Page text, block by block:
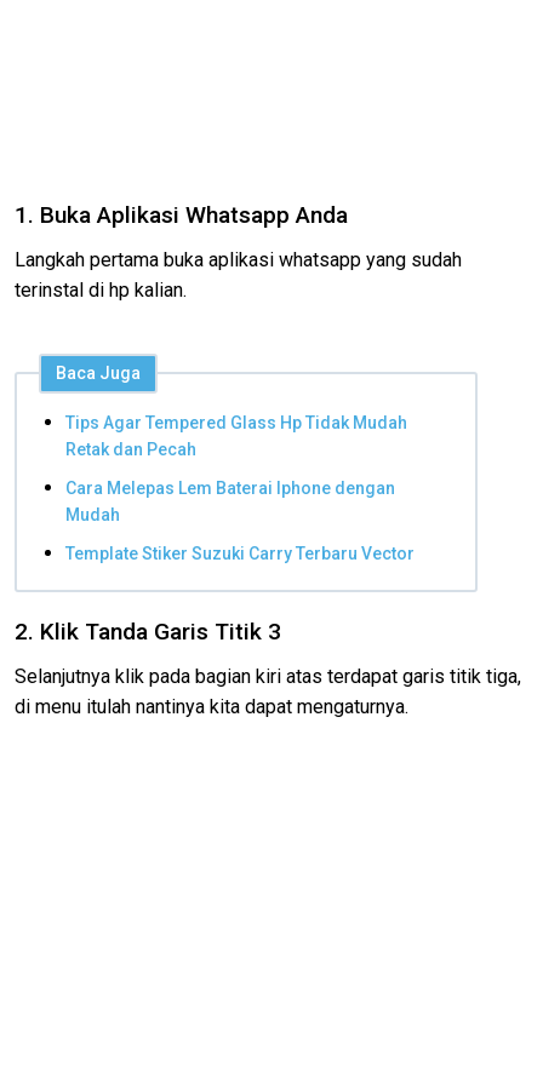
1. Buka Aplikasi Whatsapp Anda
Langkah pertama buka aplikasi whatsapp yang sudah
terinstal di hp kalian.
Baca Juga
Tips Agar Tempered Glass Hp Tidak Mudah
Retak dan Pecah
Cara Melepas Lem Baterai Iphone dengan
Mudah
Template Stiker Suzuki Carry Terbaru Vector
2. Klik Tanda Garis Titik 3
Selanjutnya klik pada bagian kiri atas terdapat garis titik tiga,
di menu itulah nantinya kita dapat mengaturnya.